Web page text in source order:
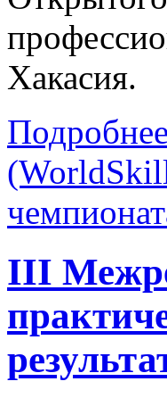
Хакасия.
III